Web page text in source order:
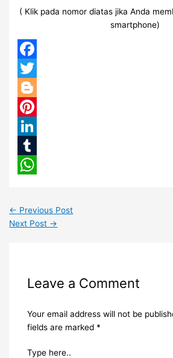
( Klik pada nomor diatas jika Anda
smartphone)
Facebook
Twitter
Blogger
Pinterest
LinkedIn
Tumblr
← Previous Post
Next Post →
Leave a Comment
Your email address will not be
fields are marked *
Type here..